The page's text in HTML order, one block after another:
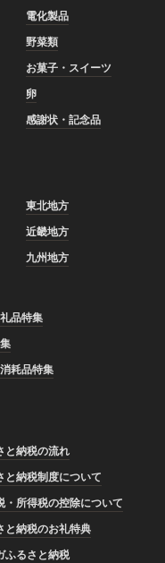
電化製品
野菜類
お菓子・スイーツ
卵
感謝状・記念品
東北地方
近畿地方
九州地方
品特集
耗品特集
と納税の流れ
と納税制度について
・所得税の控除について
と納税のお礼特典
ふるさと納税